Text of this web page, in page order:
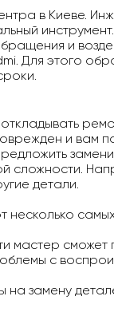
в Киеве.
инструмент.
и
Для этого
и вам
сложности.
детали.
мастер сможет
с
замену